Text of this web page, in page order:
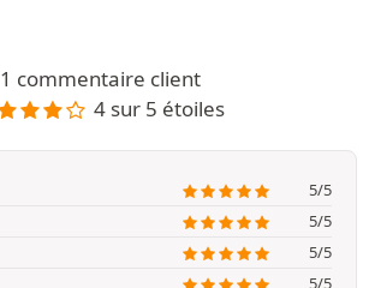
1 commentaire client
4 sur 5 étoiles
5/5
5/5
5/5
5/5